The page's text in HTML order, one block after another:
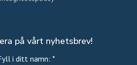
på vårt nyhetsbrev!
i ditt namn:*